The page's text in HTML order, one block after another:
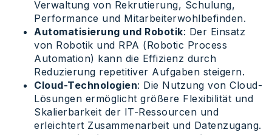
Verwaltung von Rekrutierung, Schulung,
Performance und Mitarbeiterwohlbefinden.
Automatisierung und Robotik: Der Einsatz
von Robotik und RPA (Robotic Process
Automation) kann die Effizienz durch
Reduzierung repetitiver Aufgaben steigern.
Cloud-Technologien: Die Nutzung von Cloud-
Lösungen ermöglicht größere Flexibilität und
Skalierbarkeit der IT-Ressourcen und
erleichtert Zusammenarbeit und Datenzugang.